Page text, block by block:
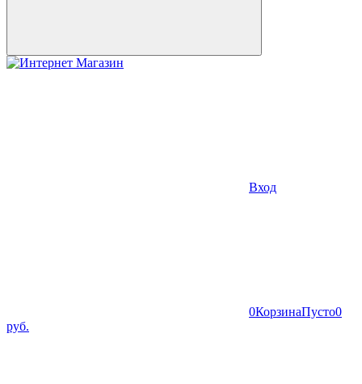
Вход
0КорзинаПусто0
руб.